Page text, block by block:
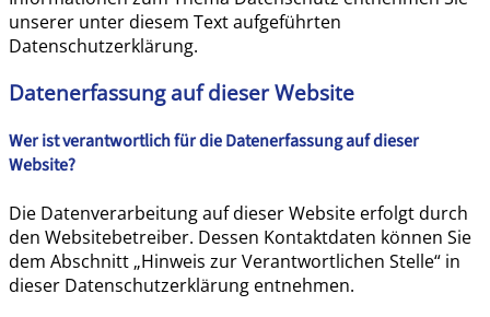
unserer unter diesem Text aufgeführten
Datenschutzerklärung.
Datenerfassung auf dieser Website
Wer ist verantwortlich für die Datenerfassung auf dieser
Website?
Die Datenverarbeitung auf dieser Website erfolgt durch
den Websitebetreiber. Dessen Kontaktdaten können Sie
dem Abschnitt „Hinweis zur Verantwortlichen Stelle“ in
dieser Datenschutzerklärung entnehmen.